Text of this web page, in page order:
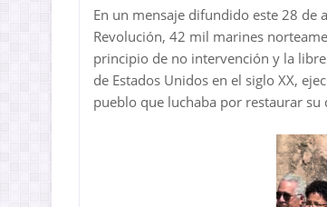
En un mensaje difundido este 28 de
Revolución, 42 mil marines
principio de no intervención y la
de Estados Unidos en el siglo XX,
pueblo que luchaba por restaurar